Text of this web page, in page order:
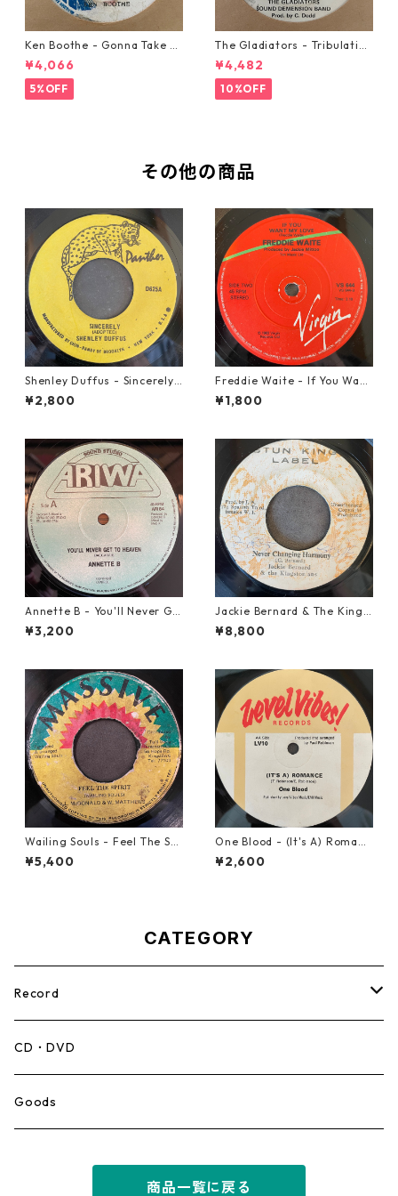
Ken Boothe - Gonna Take A
Miracle【7-21362】
¥4,066
5%OFF
The Gladiators - Tribulation
【7-21365】
¥4,482
10%OFF
その他の商品
Shenley Duffus - Sincerely
【7-22021】
¥2,800
Freddie Waite - If You Want
My Love【7-21943】
¥1,800
Annette B - You'll Never Ge
t To Heaven【12-50058】
¥3,200
Jackie Bernard & The Kings
tonians - Never Changing H
armony【7-21948】
¥8,800
Wailing Souls - Feel The Spi
rit【7-21955】
¥5,400
One Blood - (It's A) Romanc
e【12-50054】
¥2,600
CATEGORY
Record
Mento,Calypso,Ballad
Ska
CD・DVD
Goods
商品一覧に戻る